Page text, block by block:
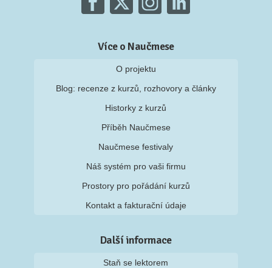
Více o Naučmese
O projektu
Blog: recenze z kurzů, rozhovory a články
Historky z kurzů
Příběh Naučmese
Naučmese festivaly
Náš systém pro vaši firmu
Prostory pro pořádání kurzů
Kontakt a fakturační údaje
Další informace
Staň se lektorem